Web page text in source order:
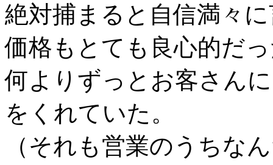
絶対捕まると自信満々
価格もとても良心的だ
何よりずっとお客さん
をくれていた。
（それも営業のうちな